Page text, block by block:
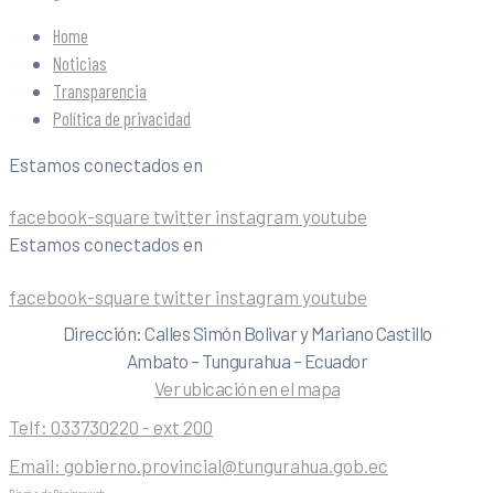
Home
Noticias
Transparencia
Política de privacidad
Estamos conectados en
facebook-square twitter instagram youtube
Estamos conectados en
facebook-square twitter instagram youtube
Dirección: Calles Simón Bolivar y Mariano Castillo
Ambato – Tungurahua – Ecuador
Ver ubicación en el mapa
Telf: 033730220 - ext 200
Email: gobierno.provincial@tungurahua.gob.ec